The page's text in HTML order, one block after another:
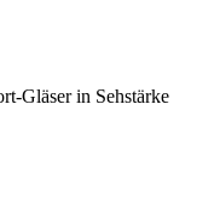
Gläser in Sehstärke